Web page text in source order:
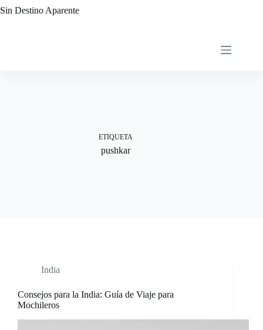
al
Sin Destino Aparente
ETIQUETA
pushkar
India
Consejos para la India: Guía de Viaje para
Mochileros